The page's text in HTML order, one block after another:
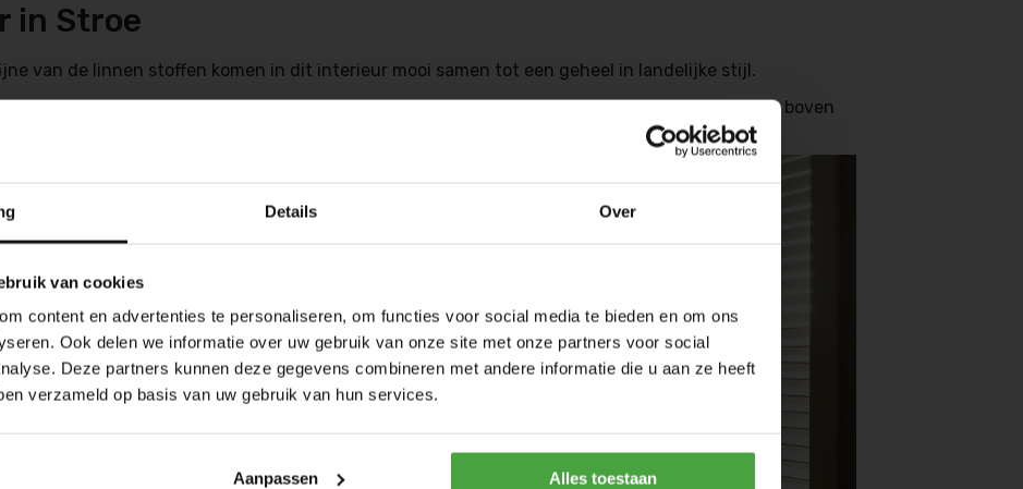
Details Over
van cookies
content en advertenties te personaliseren, om functies voor social media te bieden en om ons
Ook delen we informatie over uw gebruik van onze site met onze partners voor social
Deze partners kunnen deze gegevens combineren met andere informatie die u aan ze heeft
verzameld op basis van uw gebruik van hun services.
Aanpassen Alles toestaan
in Stroe
van de linnen stoffen komen in dit interieur mooi samen tot een geheel in landelijke stijl.
mooie vouw gordijnen gecombineerd met houten jaloezieën. De mooie naturel tinten komen boven
en voor de ramen taupe kleurige jaloezieën.